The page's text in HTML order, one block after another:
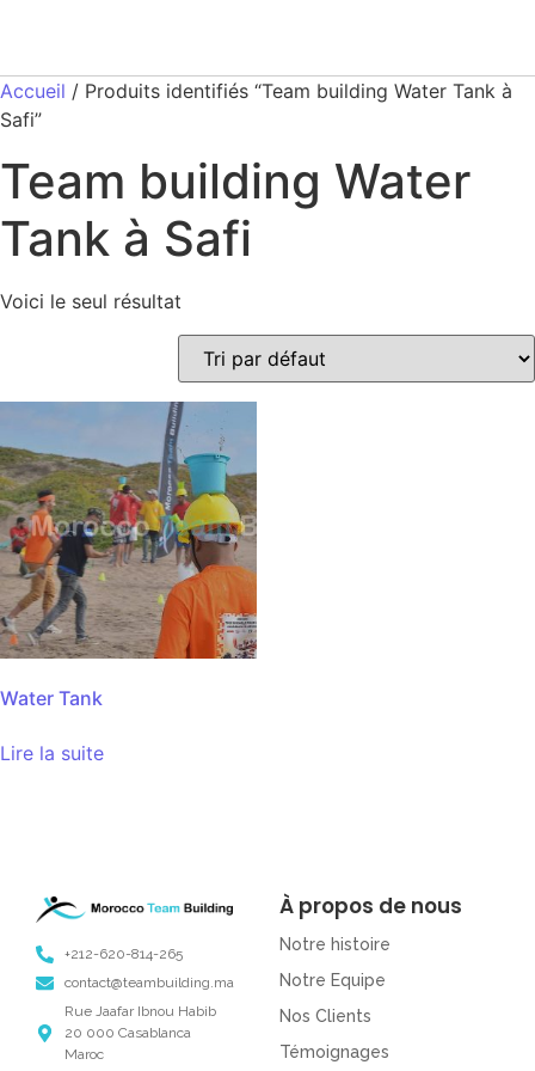
Accueil / Produits identifiés “Team building Water Tank à
Safi”
Team building Water
Tank à Safi
Voici le seul résultat
Water Tank
Lire la suite
+212-620-814-265
contact@teambuilding.ma
Rue Jaafar Ibnou Habib
20 000 Casablanca
Maroc
À propos de nous
Notre histoire
Notre Equipe
Nos Clients
Témoignages